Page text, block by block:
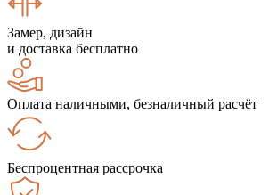
Замер, дизайн
и доставка бесплатно
Оплата наличными, безналичный расчёт
Беспроцентная рассрочка